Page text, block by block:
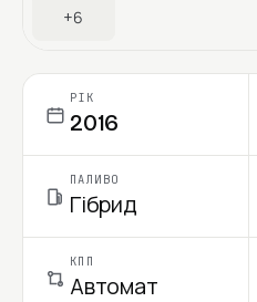
+6
РІК
2016
ПАЛИВО
Гібрид
КПП
Автомат